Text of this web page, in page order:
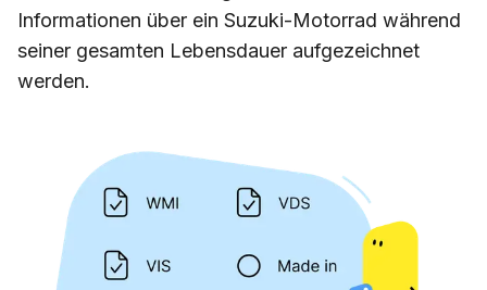
Informationen über ein Suzuki-Motorrad während
seiner gesamten Lebensdauer aufgezeichnet
werden.